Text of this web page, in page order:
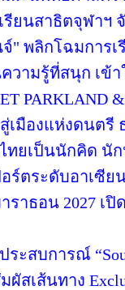
ยนสาธิตจุฬาฯ
พลิกโฉมการเรี
วามรู้ที่สนุก เข้า
PARKLAND
สู่เมืองแห่งดนต
ทยเป็นนักคิด นั
ตระดับอาเซีย
าธอน 2027 เปิ
ะสบการณ์
สเส้นทาง